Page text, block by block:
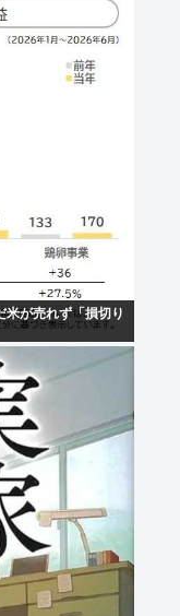
米が売れず「損切り